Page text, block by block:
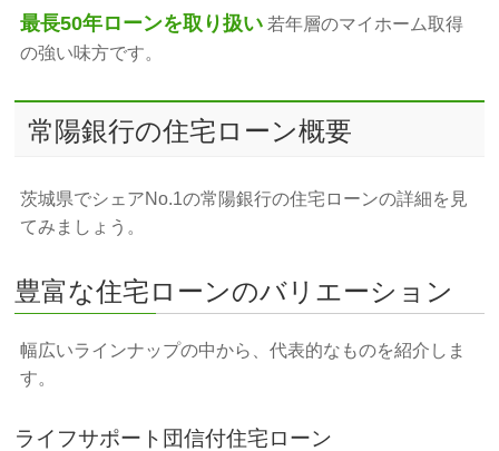
最長50年ローンを取り扱い 若年層のマイホーム取得
の強い味方です。
常陽銀行の住宅ローン概要
茨城県でシェアNo.1の常陽銀行の住宅ローンの詳細を見
てみましょう。
豊富な住宅ローンのバリエーション
幅広いラインナップの中から、代表的なものを紹介しま
す。
ライフサポート団信付住宅ローン